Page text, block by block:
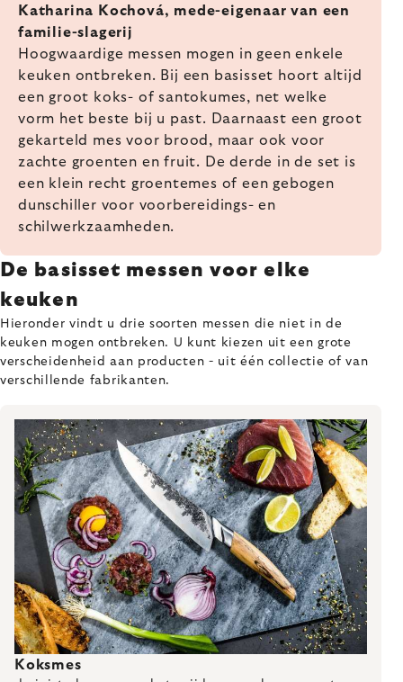
Katharina Kochová, mede-eigenaar van een
familie-slagerij
Hoogwaardige messen mogen in geen enkele
keuken ontbreken. Bij een basisset hoort altijd
een groot koks- of santokumes, net welke
vorm het beste bij u past. Daarnaast een groot
gekarteld mes voor brood, maar ook voor
zachte groenten en fruit. De derde in de set is
een klein recht groentemes of een gebogen
dunschiller voor voorbereidings- en
schilwerkzaamheden.
De basisset messen voor elke
keuken
Hieronder vindt u drie soorten messen die niet in de
keuken mogen ontbreken. U kunt kiezen uit een grote
verscheidenheid aan producten - uit één collectie of van
verschillende fabrikanten.
Koksmes